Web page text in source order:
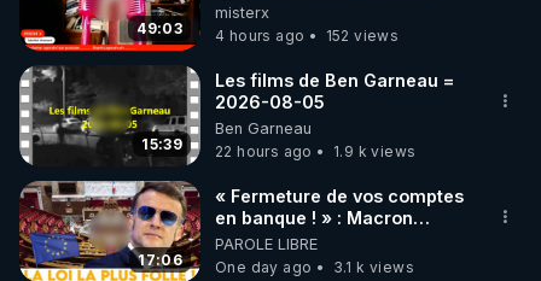
49:03
misterx
4 hours ago
152 views
15:39
Les films de Ben Garneau =
2026-08-05
Ben Garneau
22 hours ago
1.9 k views
17:06
« Fermeture de vos comptes
en banque ! » : Macron
impose une loi folle !
PAROLE LIBRE
One day ago
3.1 k views